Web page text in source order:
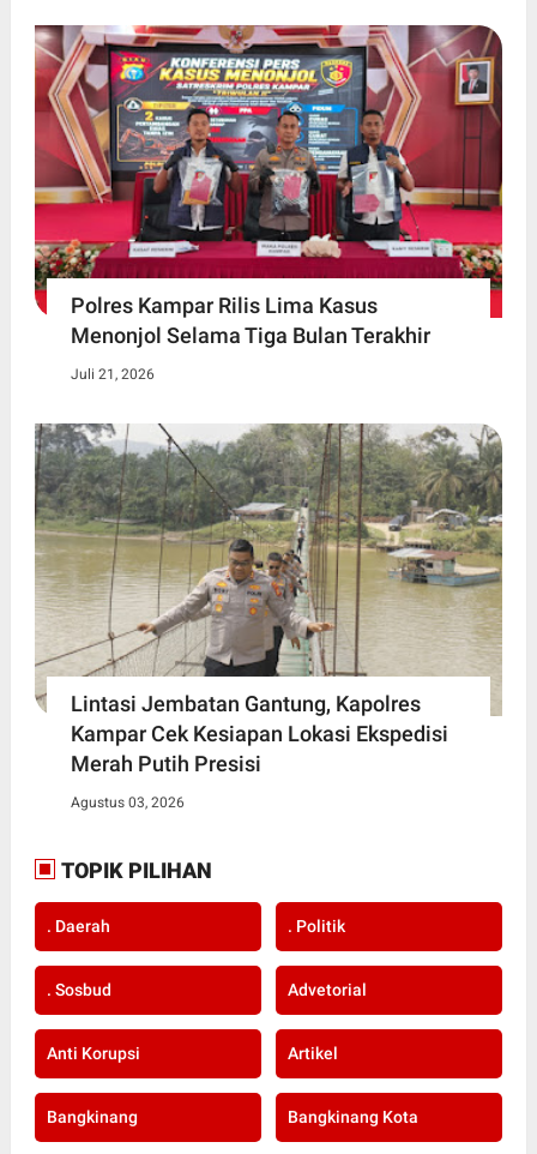
Polres Kampar Rilis Lima Kasus
Menonjol Selama Tiga Bulan Terakhir
Juli 21, 2026
Lintasi Jembatan Gantung, Kapolres
Kampar Cek Kesiapan Lokasi Ekspedisi
Merah Putih Presisi
Agustus 03, 2026
TOPIK PILIHAN
. Daerah . Politik
. Sosbud Advetorial
Anti Korupsi Artikel
Bangkinang Bangkinang Kota